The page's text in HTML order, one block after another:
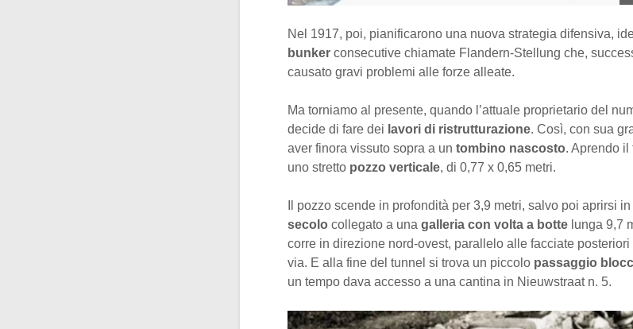
Nel 1917, poi, pianificarono una nuova strategia difensiva,
bunker consecutive chiamate Flandern-Stellung che,
causato gravi problemi alle forze alleate.
Ma torniamo al presente, quando l’attuale proprietario del
decide di fare dei lavori di ristrutturazione. Così, con sua
aver finora vissuto sopra a un tombino nascosto. Aprendo
uno stretto pozzo verticale, di 0,77 x 0,65 metri.
Il pozzo scende in profondità per 3,9 metri, salvo poi aprirsi in
secolo collegato a una galleria con volta a botte lunga 9,7
corre in direzione nord-ovest, parallelo alle facciate
via. E alla fine del tunnel si trova un piccolo passaggio
un tempo dava accesso a una cantina in Nieuwstraat n. 5.